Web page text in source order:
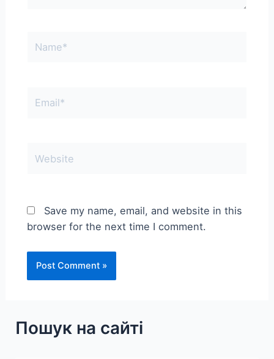
Save my name, email, and website in this
browser for the next time I comment.
Пошук на сайті